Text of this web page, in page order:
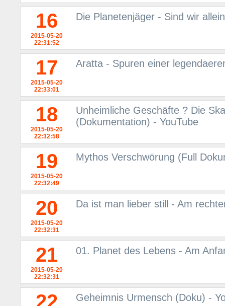
16
2015-05-20
22:31:52
Die Planetenjäger - Sind wir
17
2015-05-20
22:33:01
Aratta - Spuren einer
18
2015-05-20
22:32:58
Unheimliche Geschäfte ? Die
(Dokumentation) - YouTube
19
2015-05-20
22:32:49
Mythos Verschwörung (Full
20
2015-05-20
22:32:31
Da ist man lieber still - Am
21
2015-05-20
22:32:31
01. Planet des Lebens - Am
22 Geheimnis Urmensch (Doku) -